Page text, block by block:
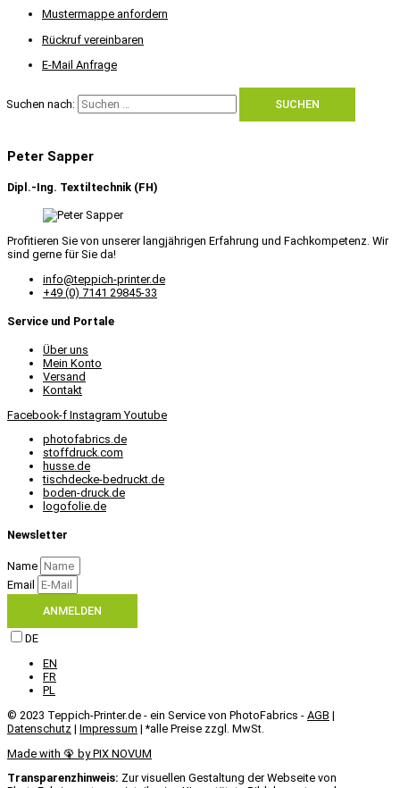
Mustermappe anfordern
Rückruf vereinbaren
E-Mail Anfrage
Suchen nach:
Peter Sapper
Dipl.-Ing. Textiltechnik (FH)
Profitieren Sie von unserer langjährigen Erfahrung und Fachkompetenz. Wir
sind gerne für Sie da!
info@teppich-printer.de
+49 (0) 7141 29845-33
Service und Portale
Über uns
Mein Konto
Versand
Kontakt
Facebook-f Instagram Youtube
photofabrics.de
stoffdruck.com
husse.de
tischdecke-bedruckt.de
boden-druck.de
logofolie.de
Newsletter
Name
Email
ANMELDEN
DE
EN
FR
PL
© 2023 Teppich-Printer.de - ein Service von PhotoFabrics - AGB |
Datenschutz | Impressum | *alle Preise zzgl. MwSt.
Made with 🦚 by PIX NOVUM​
Transparenzhinweis: Zur visuellen Gestaltung der Webseite von